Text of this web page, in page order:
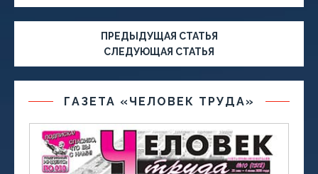
ПРЕДЫДУЩАЯ СТАТЬЯ
СЛЕДУЮЩАЯ СТАТЬЯ
ГАЗЕТА «ЧЕЛОВЕК ТРУДА»